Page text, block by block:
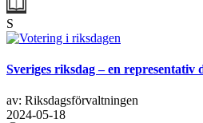
S
Sveriges riksdag – en representativ
av: Riksdagsförvaltningen
2024-05-18